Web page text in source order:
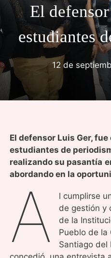
El
estudiantes
12 de
El defensor Luis Ger,
estudiantes de
realizando su pasantía
abordando en la
A
l cumplirse
de gestión y
de la
Pueblo de la
Santiago del